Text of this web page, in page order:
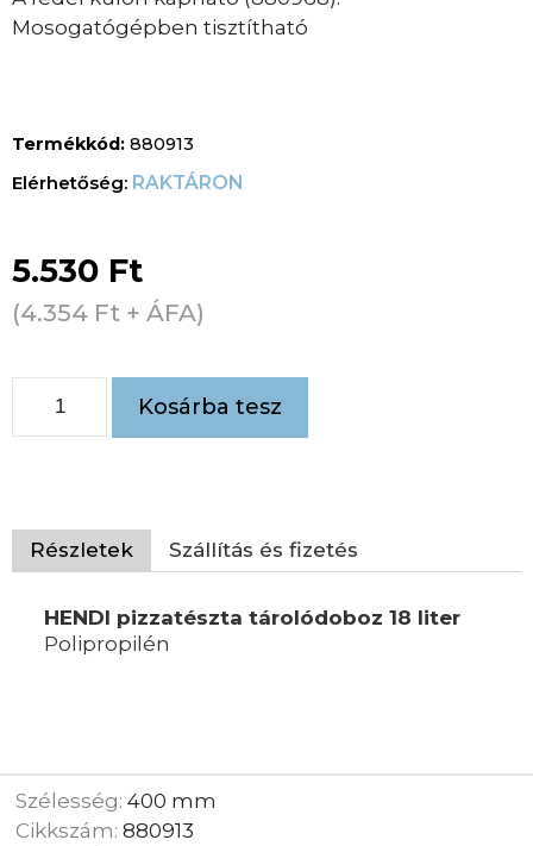
Mosogatógépben tisztítható
Termékkód: 880913
RAKTÁRON
5.530 Ft
(4.354 Ft + ÁFA)
Kosárba tesz
Részletek Szállítás és fizetés
HENDI pizzatészta tárolódoboz 18 liter
Polipropilén
Szélesség:400 mm
Cikkszám:880913